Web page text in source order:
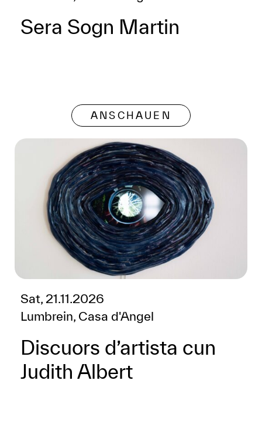
Sera Sogn Martin
ANSCHAUEN
Sat, 21.11.2026
Lumbrein, Casa d'Angel
Discuors d’artista cun
Judith Albert